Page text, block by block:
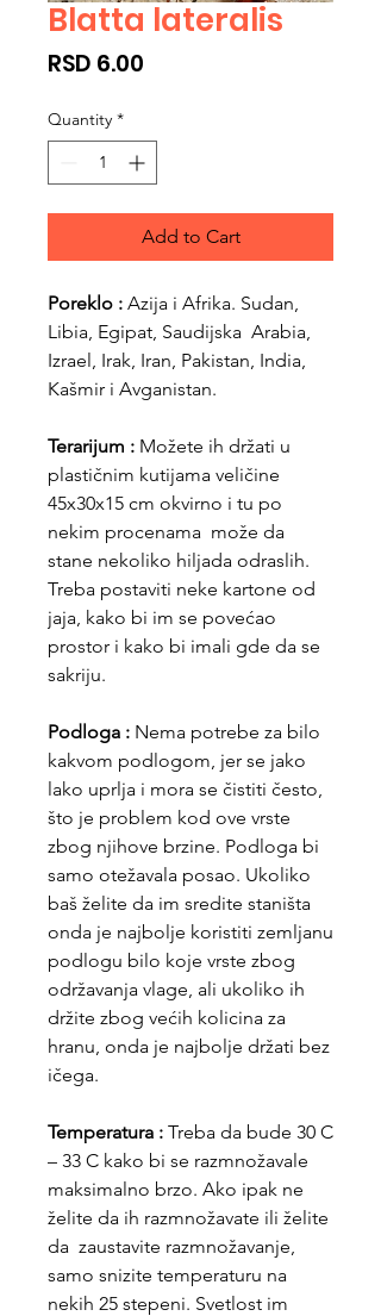
Blatta lateralis
RSD 6.00
Quantity *
Add to Cart
Poreklo : Azija i Afrika. Sudan,
Libia, Egipat, Saudijska Arabia,
Izrael, Irak, Iran, Pakistan, India,
Kašmir i Avganistan.
Terarijum : Možete ih držati u
plastičnim kutijama veličine
45x30x15 cm okvirno i tu po
nekim procenama može da
stane nekoliko hiljada odraslih.
Treba postaviti neke kartone od
jaja, kako bi im se povećao
prostor i kako bi imali gde da se
sakriju.
Podloga : Nema potrebe za bilo
kakvom podlogom, jer se jako
lako uprlja i mora se čistiti često,
što je problem kod ove vrste
zbog njihove brzine. Podloga bi
samo otežavala posao. Ukoliko
baš želite da im sredite staništa
onda je najbolje koristiti zemljanu
podlogu bilo koje vrste zbog
održavanja vlage, ali ukoliko ih
držite zbog većih kolicina za
hranu, onda je najbolje držati bez
ičega.
Temperatura : Treba da bude 30 C
– 33 C kako bi se razmnožavale
maksimalno brzo. Ako ipak ne
želite da ih razmnožavate ili želite
da zaustavite razmnožavanje,
samo snizite temperaturu na
nekih 25 stepeni. Svetlost im